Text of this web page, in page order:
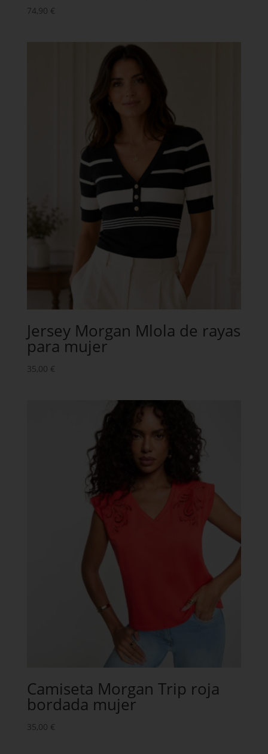
74,90 €
Jersey Morgan Mlola de rayas
para mujer
35,00 €
Camiseta Morgan Trip roja
bordada mujer
35,00 €